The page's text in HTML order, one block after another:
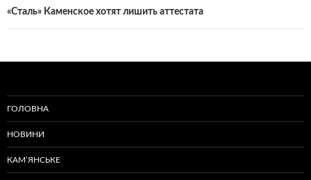
«Сталь» Каменское хотят лишить аттестата
ГОЛОВНА
НОВИНИ
КАМ’ЯНСЬКЕ